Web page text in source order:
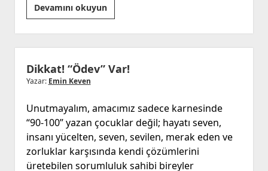
Devamını okuyunOkumak…
Neyi,
Nasıl
Okumak?
“Nitelikli
Çığlığını
Anlama
Çabasıdır!”
Dikkat! “Ödev” Var!
Yazar: Emin Keven
Unutmayalım, amacımız sadece karnesinde
“90-100” yazan çocuklar değil; hayatı seven,
insanı yücelten, seven, sevilen, merak eden ve
zorluklar karşısında kendi çözümlerini
üretebilen sorumluluk sahibi bireyler